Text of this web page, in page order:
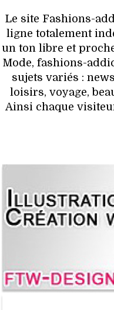
LIEUX
Le site Fashions-
ligne totalement
un ton libre et
Mode, fashions-
sujets variés :
loisirs, voyage,
Ainsi chaque